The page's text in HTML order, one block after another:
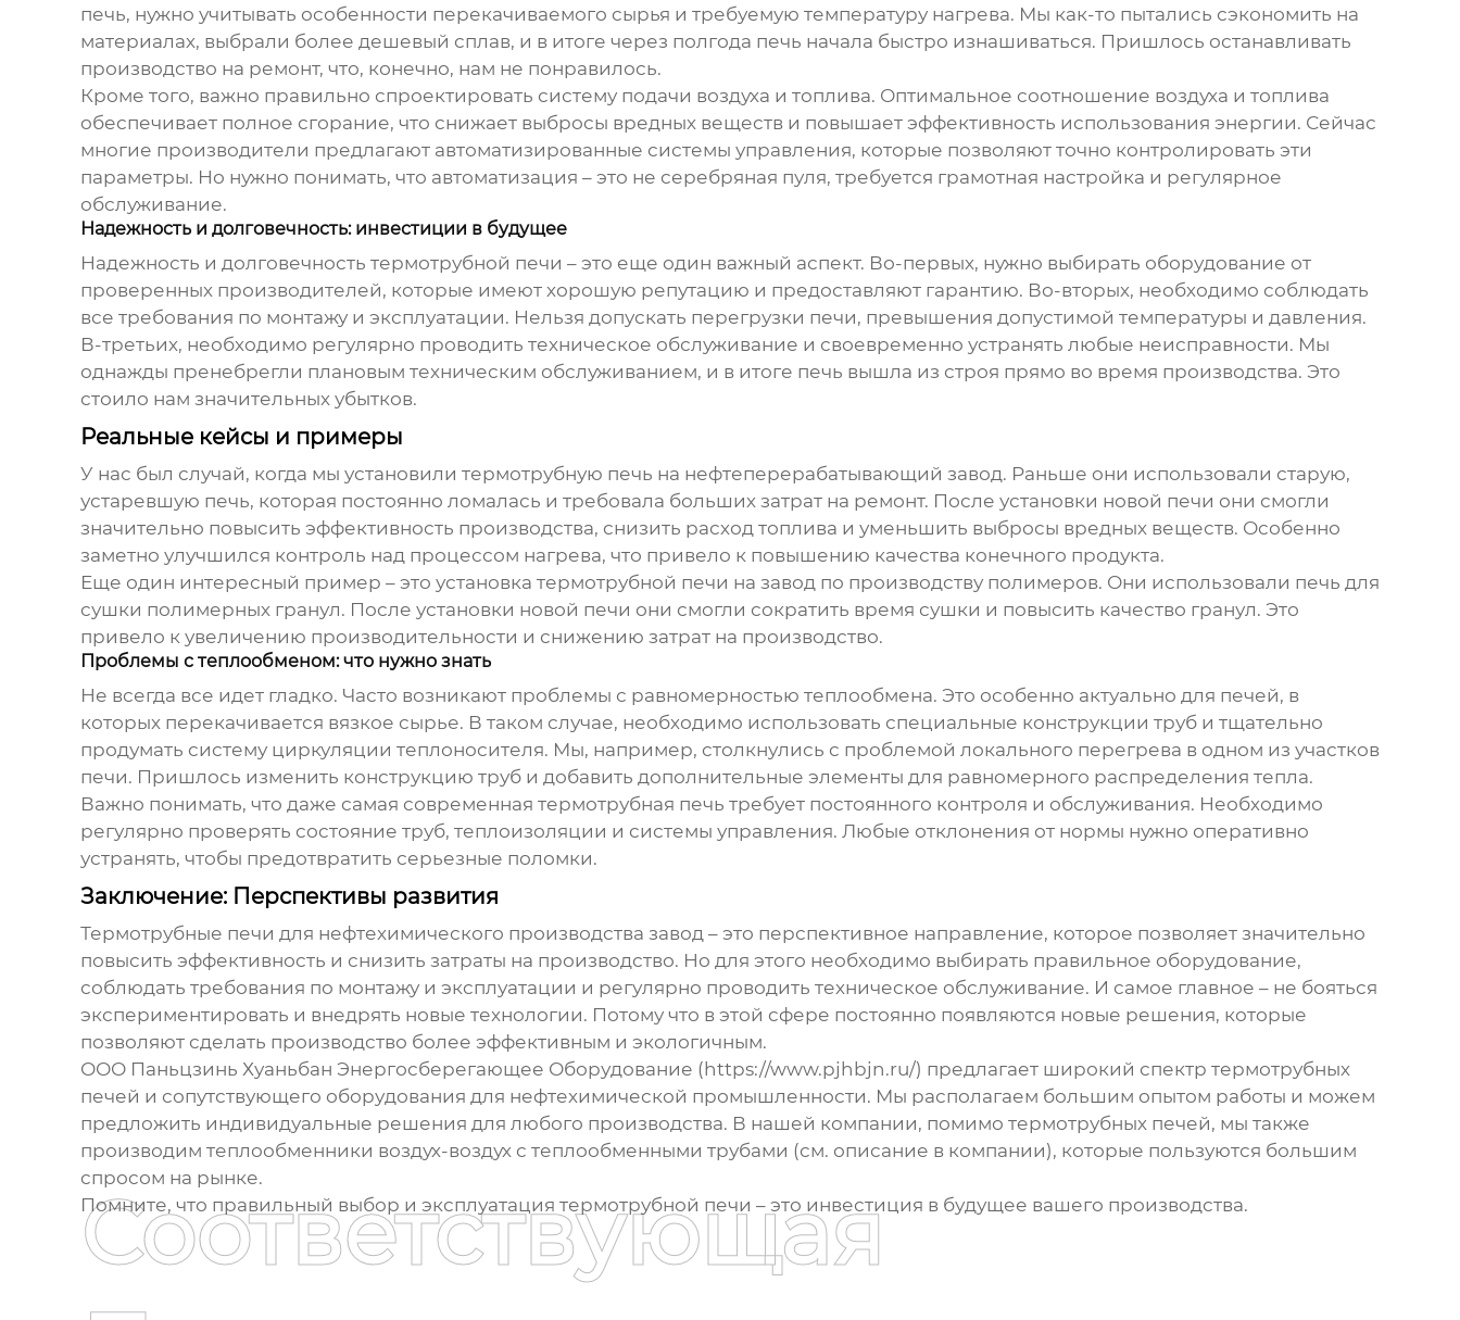
печь, нужно учитывать особенности перекачиваемого сырья и требуемую температуру нагрева. Мы как-то пытались сэкономить на
материалах, выбрали более дешевый сплав, и в итоге через полгода печь начала быстро изнашиваться. Пришлось останавливать
производство на ремонт, что, конечно, нам не понравилось.
Кроме того, важно правильно спроектировать систему подачи воздуха и топлива. Оптимальное соотношение воздуха и топлива
обеспечивает полное сгорание, что снижает выбросы вредных веществ и повышает эффективность использования энергии. Сейчас
многие производители предлагают автоматизированные системы управления, которые позволяют точно контролировать эти
параметры. Но нужно понимать, что автоматизация – это не серебряная пуля, требуется грамотная настройка и регулярное
обслуживание.
Надежность и долговечность: инвестиции в будущее
Надежность и долговечность термотрубной печи – это еще один важный аспект. Во-первых, нужно выбирать оборудование от
проверенных производителей, которые имеют хорошую репутацию и предоставляют гарантию. Во-вторых, необходимо соблюдать
все требования по монтажу и эксплуатации. Нельзя допускать перегрузки печи, превышения допустимой температуры и давления.
В-третьих, необходимо регулярно проводить техническое обслуживание и своевременно устранять любые неисправности. Мы
однажды пренебрегли плановым техническим обслуживанием, и в итоге печь вышла из строя прямо во время производства. Это
стоило нам значительных убытков.
Реальные кейсы и примеры
У нас был случай, когда мы установили термотрубную печь на нефтеперерабатывающий завод. Раньше они использовали старую,
устаревшую печь, которая постоянно ломалась и требовала больших затрат на ремонт. После установки новой печи они смогли
значительно повысить эффективность производства, снизить расход топлива и уменьшить выбросы вредных веществ. Особенно
заметно улучшился контроль над процессом нагрева, что привело к повышению качества конечного продукта.
Еще один интересный пример – это установка термотрубной печи на завод по производству полимеров. Они использовали печь для
сушки полимерных гранул. После установки новой печи они смогли сократить время сушки и повысить качество гранул. Это
привело к увеличению производительности и снижению затрат на производство.
Проблемы с теплообменом: что нужно знать
Не всегда все идет гладко. Часто возникают проблемы с равномерностью теплообмена. Это особенно актуально для печей, в
которых перекачивается вязкое сырье. В таком случае, необходимо использовать специальные конструкции труб и тщательно
продумать систему циркуляции теплоносителя. Мы, например, столкнулись с проблемой локального перегрева в одном из участков
печи. Пришлось изменить конструкцию труб и добавить дополнительные элементы для равномерного распределения тепла.
Важно понимать, что даже самая современная термотрубная печь требует постоянного контроля и обслуживания. Необходимо
регулярно проверять состояние труб, теплоизоляции и системы управления. Любые отклонения от нормы нужно оперативно
устранять, чтобы предотвратить серьезные поломки.
Заключение: Перспективы развития
Термотрубные печи для нефтехимического производства завод– это перспективное направление, которое позволяет значительно
повысить эффективность и снизить затраты на производство. Но для этого необходимо выбирать правильное оборудование,
соблюдать требования по монтажу и эксплуатации и регулярно проводить техническое обслуживание. И самое главное – не бояться
экспериментировать и внедрять новые технологии. Потому что в этой сфере постоянно появляются новые решения, которые
позволяют сделать производство более эффективным и экологичным.
ООО Паньцзинь Хуаньбан Энергосберегающее Оборудование (https://www.pjhbjn.ru/) предлагает широкий спектр термотрубных
печей и сопутствующего оборудования для нефтехимической промышленности. Мы располагаем большим опытом работы и можем
предложить индивидуальные решения для любого производства. В нашей компании, помимо термотрубных печей, мы также
производим теплообменники воздух-воздух с теплообменными трубами (см. описание в компании), которые пользуются большим
спросом на рынке.
Помните, что правильный выбор и эксплуатация термотрубной печи – это инвестиция в будущее вашего производства.
Соответствующая